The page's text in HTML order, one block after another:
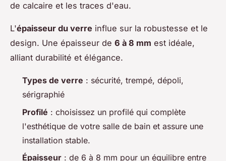
de calcaire et les traces d'eau.
L'épaisseur du verre influe sur la robustesse et le
design. Une épaisseur de 6 à 8 mm est idéale,
alliant durabilité et élégance.
Types de verre : sécurité, trempé, dépoli,
sérigraphié
Profilé : choisissez un profilé qui complète
l'esthétique de votre salle de bain et assure une
installation stable.
Épaisseur : de 6 à 8 mm pour un équilibre entre